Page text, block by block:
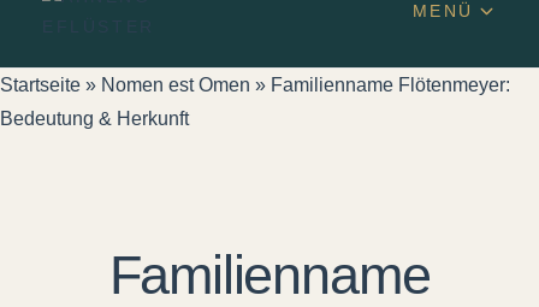
MENÜ
Startseite » Nomen est Omen » Familienname Flötenmeyer:
Bedeutung & Herkunft
Familienname